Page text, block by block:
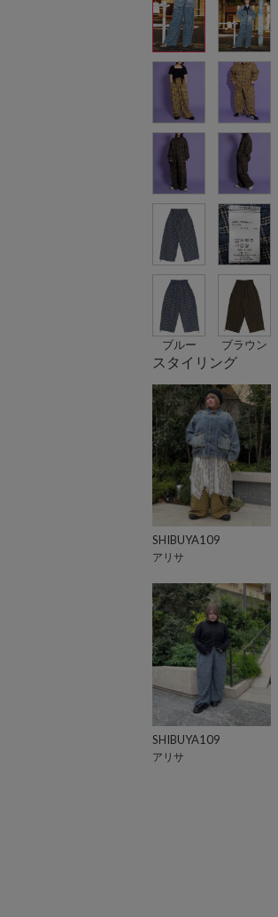
ブルー ブラウン
スタイリング
SHIBUYA109
アリサ
SHIBUYA109
アリサ